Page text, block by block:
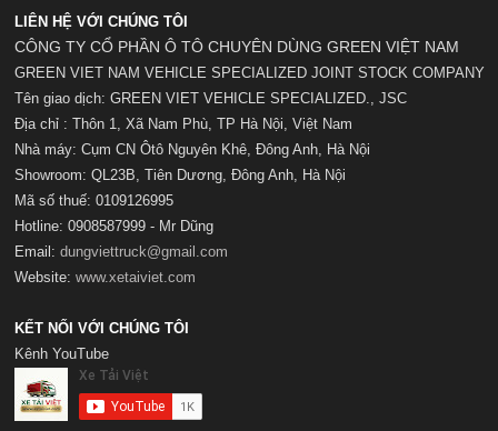
LIÊN HỆ VỚI CHÚNG TÔI
CÔNG TY CỔ PHẦN Ô TÔ CHUYÊN DÙNG GREEN VIỆT NAM
GREEN VIET NAM VEHICLE SPECIALIZED JOINT STOCK COMPANY
Tên giao dịch: GREEN VIET VEHICLE SPECIALIZED., JSC
Địa chỉ : Thôn 1, Xã Nam Phù, TP Hà Nội, Việt Nam
Nhà máy: Cụm CN Ôtô Nguyên Khê, Đông Anh, Hà Nội
Showroom: QL23B, Tiên Dương, Đông Anh, Hà Nội
Mã số thuế:0109126995
Hotline: 0908587999 - Mr Dũng
Email:dungviettruck@gmail.com
Website:www.xetaiviet.com
KẾT NỐI VỚI CHÚNG TÔI
Kênh YouTube